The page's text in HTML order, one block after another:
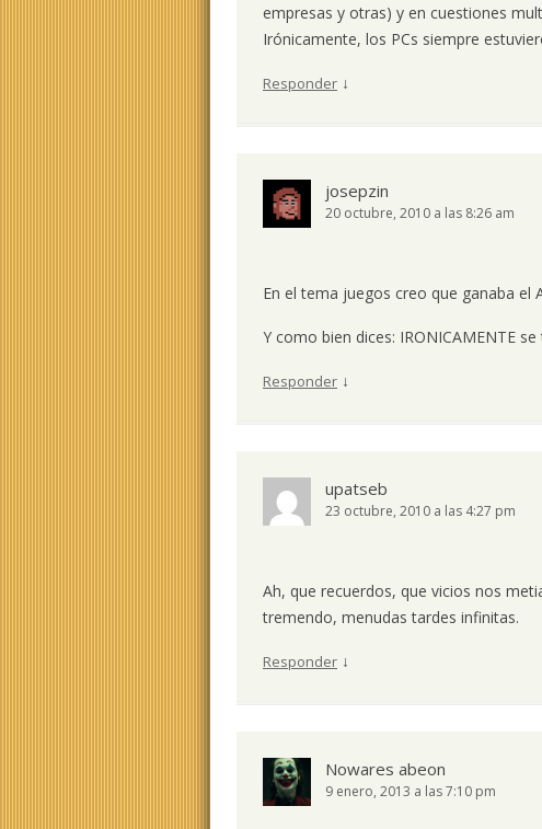
empresas y otras) y en cuestiones
Irónicamente, los PCs siempre
Responder ↓
josepzin
20 octubre, 2010 a las 8:26 am
En el tema juegos creo que ganaba el
Y como bien dices: IRONICAMENTE
Responder ↓
upatseb
23 octubre, 2010 a las 4:27 pm
Ah, que recuerdos, que vicios nos
tremendo, menudas tardes infinitas.
Responder ↓
Nowares abeon
9 enero, 2013 a las 7:10 pm